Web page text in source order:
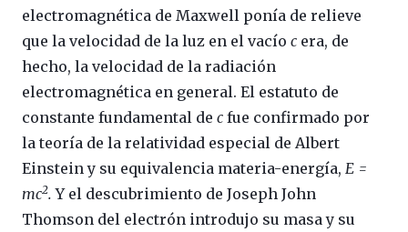
electromagnética de Maxwell ponía de relieve
que la velocidad de la luz en el vacío c era, de
hecho, la velocidad de la radiación
electromagnética en general. El estatuto de
constante fundamental de c fue confirmado por
la teoría de la relatividad especial de Albert
Einstein y su equivalencia materia-energía, E =
mc2.Y el descubrimiento de Joseph John
Thomson del electrón introdujo su masa y su